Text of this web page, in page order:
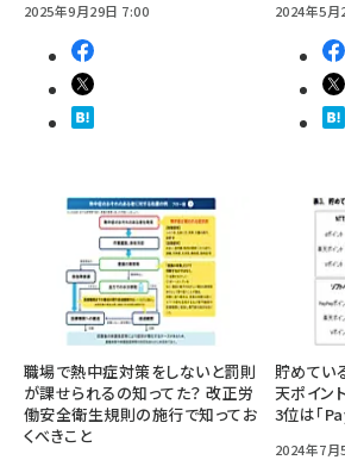
2025年9月29日 7:00 2024年5月
職場で熱中症対策をしないと罰則
が課せられるの知ってた？ 改正労
働安全衛生規則の施行で知ってお
くべきこと
貯めてい
天ポイント
3位は「
2024年7月